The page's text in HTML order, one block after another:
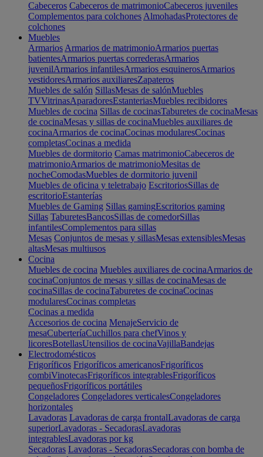
Cabeceros Cabeceros de matrimonioCabeceros juveniles
Complementos para colchones AlmohadasProtectores de
colchones
Muebles
Armarios Armarios de matrimonioArmarios puertas
batientesArmarios puertas correderasArmarios
juvenilArmarios infantilesArmarios esquinerosArmarios
vestidoresArmarios auxiliaresZapateros
Muebles de salón SillasMesas de salónMuebles
TVVitrinasAparadoresEstanteriasMuebles recibidores
Muebles de cocina Sillas de cocinasTaburetes de cocinaMesas
de cocinaMesas y sillas de cocinaMuebles auxiliares de
cocinaArmarios de cocinaCocinas modularesCocinas
completasCocinas a medida
Muebles de dormitorio Camas matrimonioCabeceros de
matrimonioArmarios de matrimonioMesitas de
nocheComodasMuebles de dormitorio juvenil
Muebles de oficina y teletrabajo EscritoriosSillas de
escritorioEstanterías
Muebles de Gaming Sillas gamingEscritorios gaming
Sillas TaburetesBancosSillas de comedorSillas
infantilesComplementos para sillas
Mesas Conjuntos de mesas y sillasMesas extensiblesMesas
altasMesas multiusos
Cocina
Muebles de cocina Muebles auxiliares de cocinaArmarios de
cocinaConjuntos de mesas y sillas de cocinaMesas de
cocinaSillas de cocinaTaburetes de cocinaCocinas
modularesCocinas completas
Cocinas a medida
Accesorios de cocina MenajeServicio de
mesaCuberteríaCuchillos para chefVinos y
licoresBotellasUtensilios de cocinaVajillaBandejas
Electrodomésticos
Frigoríficos Frigoríficos americanosFrigoríficos
combiVinotecasFrigoríficos integrablesFrigoríficos
pequeñosFrigoríficos portátiles
Congeladores Congeladores verticalesCongeladores
horizontales
Lavadoras Lavadoras de carga frontalLavadoras de carga
superiorLavadoras - SecadorasLavadoras
integrablesLavadoras por kg
Secadoras Lavadoras - SecadorasSecadoras con bomba de